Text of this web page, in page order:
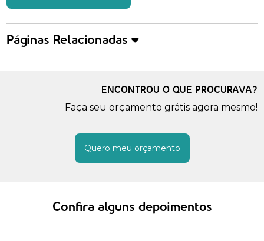
Páginas Relacionadas
ENCONTROU O QUE PROCURAVA?
Faça seu orçamento grátis agora mesmo!
Quero meu orçamento
Confira alguns depoimentos